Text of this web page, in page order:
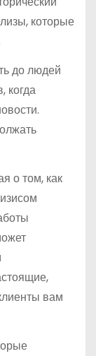
которые
до людей
когда
о том, как
вам